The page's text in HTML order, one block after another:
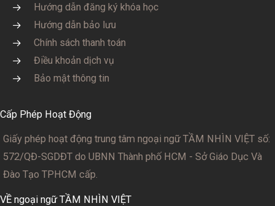
Hướng dẫn đăng ký khóa học
Hướng dẫn bảo lưu
Chính sách thanh toán
Điều khoản dịch vụ
Bảo mật thông tin
Cấp Phép Hoạt Động
Giấy phép hoạt động trung tâm ngoại ngữ TẦM NHÌN VIỆT số:
572/QĐ-SGDĐT do UBNN Thành phố HCM - Sở Giáo Dục Và
Đào Tạo TPHCM cấp.
VỀ ngoại ngữ TẦM NHÌN VIỆT